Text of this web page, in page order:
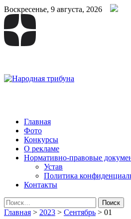
Воскресенье, 9 августа, 2026
Народная трибуна
Калининская районная газета
Главная
Фото
Конкурсы
О рекламе
Нормативно-правовые
Устав
Политика
Контакты
Найти:
Главная > 2023 > Сентябрь > 01